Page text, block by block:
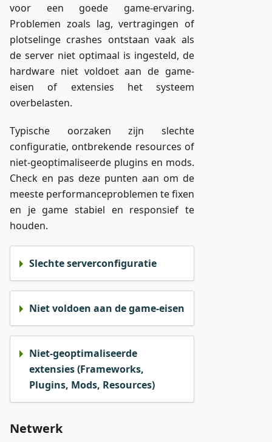
voor een goede game-ervaring.
Problemen zoals lag, vertragingen of
plotselinge crashes ontstaan vaak als
de server niet optimaal is ingesteld, de
hardware niet voldoet aan de game-
eisen of extensies het systeem
overbelasten.
Typische oorzaken zijn slechte
configuratie, ontbrekende resources of
niet-geoptimaliseerde plugins en mods.
Check en pas deze punten aan om de
meeste performanceproblemen te fixen
en je game stabiel en responsief te
houden.
Slechte serverconfiguratie
Niet voldoen aan de game-eisen
Niet-geoptimaliseerde
extensies (Frameworks,
Plugins, Mods, Resources)
Netwerk